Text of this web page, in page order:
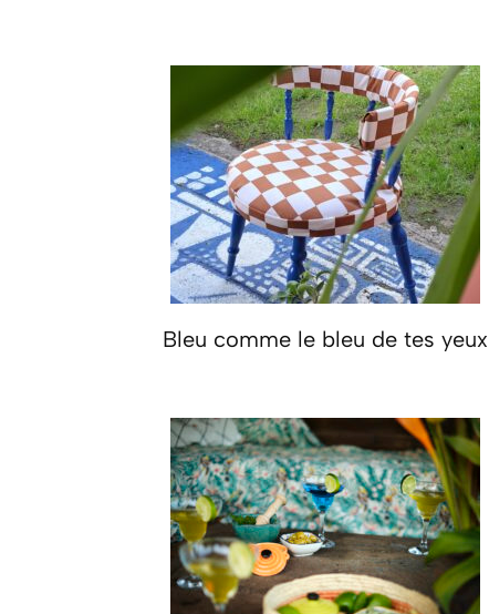
Bleu comme le bleu de tes yeux